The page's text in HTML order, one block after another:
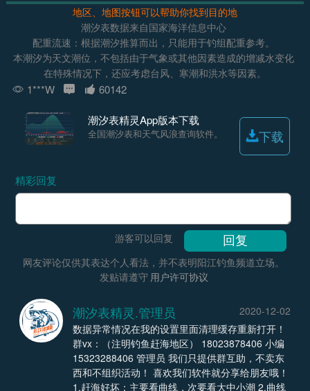
地区、地图按钮可以帮助你找到目的地
潮汐表数据来自国家海洋信息中心
配重流速：根据潮汐推算而出，只能用于钓组配重参考。
本潮汐为天文潮位，不包括由于气象或其他因素造成的增减水变化
在特殊情况下，还应考虑台风、寒潮和洪水等因素。
1***W 60142
潮汐表精灵App版本下载
全国潮汐表和天气风浪查询软件。 下载
精彩回复
游客可以回复
网友评论仅供其表达个人看法，并不表明阳江钓鱼频道立场。
发贴请遵守 用户许可协议
潮汐表精灵.管理员
2020-12-02
数据异常情况在我的设置里面清理缓存重新打开！
群vx：（注明钓鱼赶海地区） 18023878406 小编
15323288406 管理员 我们只提供群互助，不卖东
西和不组织活动！ 喜欢我们软件就分享给朋友哦！
1.赶海好坏：主要看曲线，次要看大中小潮 2.曲线